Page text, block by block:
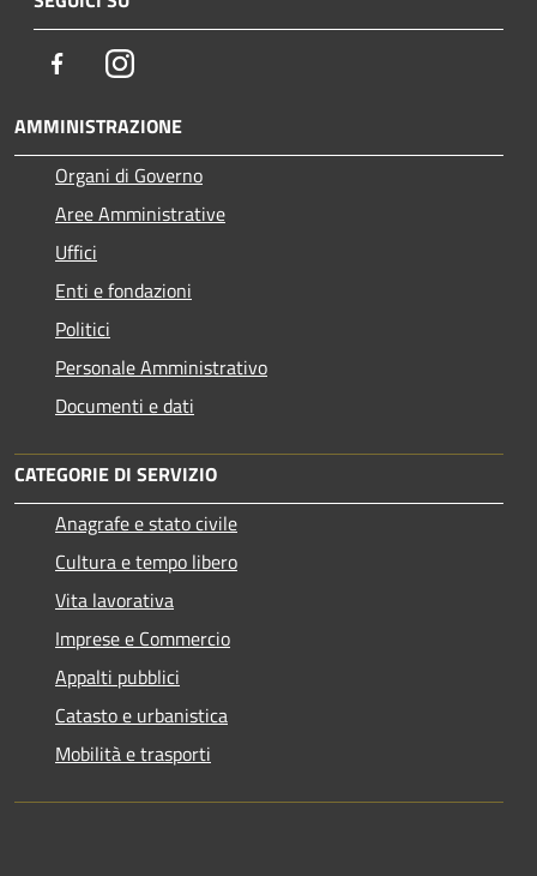
FacebookInstagram
AMMINISTRAZIONE
Organi di Governo
Aree Amministrative
Uffici
Enti e fondazioni
Politici
Personale Amministrativo
Documenti e dati
CATEGORIE DI SERVIZIO
Anagrafe e stato civile
Cultura e tempo libero
Vita lavorativa
Imprese e Commercio
Appalti pubblici
Catasto e urbanistica
Mobilità e trasporti